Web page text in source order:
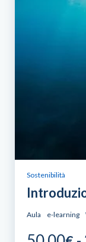
Sostenibilità
Aula e-learning